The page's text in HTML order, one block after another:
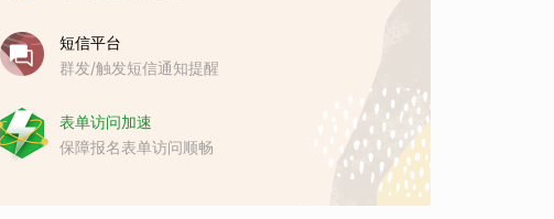
短信平台
群发/触发短信通知提醒
表单访问加速
保障报名表单访问顺畅